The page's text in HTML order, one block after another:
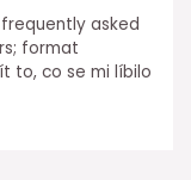
asked
format
to, co se mi líbilo